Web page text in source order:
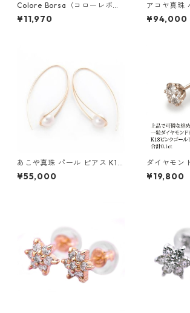
Colore Borsa（コローレボル
サ） メモパッド ブラック MG
-008
¥11,970
アコヤ真珠
イエローゴ
ック ピアス
¥94,000
あこや真珠 パール ピアス K10
イエローゴールド ジプシー フ
ック ピアス 7mm 7ミリ珠 ア
¥55,000
ダイヤモン
ピンクゴー
タッドピア
¥19,800